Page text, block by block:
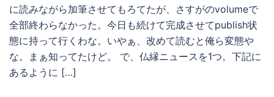
に読みながら加筆させてもろてたが、さすがのvolumeで
全部終わらなかった。今日も続けて完成させてpublish状
態に持って行くわな。いやぁ、改めて読むと俺ら変態や
な。まぁ知ってたけど。 で、仏縁ニュースを1つ。下記に
あるように […]